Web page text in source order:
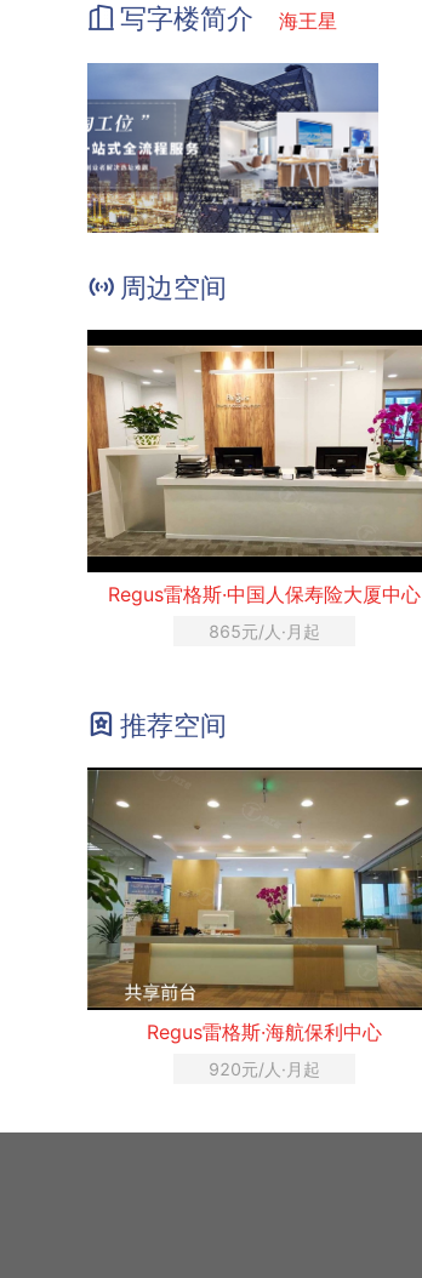
写字楼简介 海王星
周边空间
Regus雷格斯·中国人保寿险大厦中心
865元/人·月起
推荐空间
Regus雷格斯·海航保利中心
920元/人·月起